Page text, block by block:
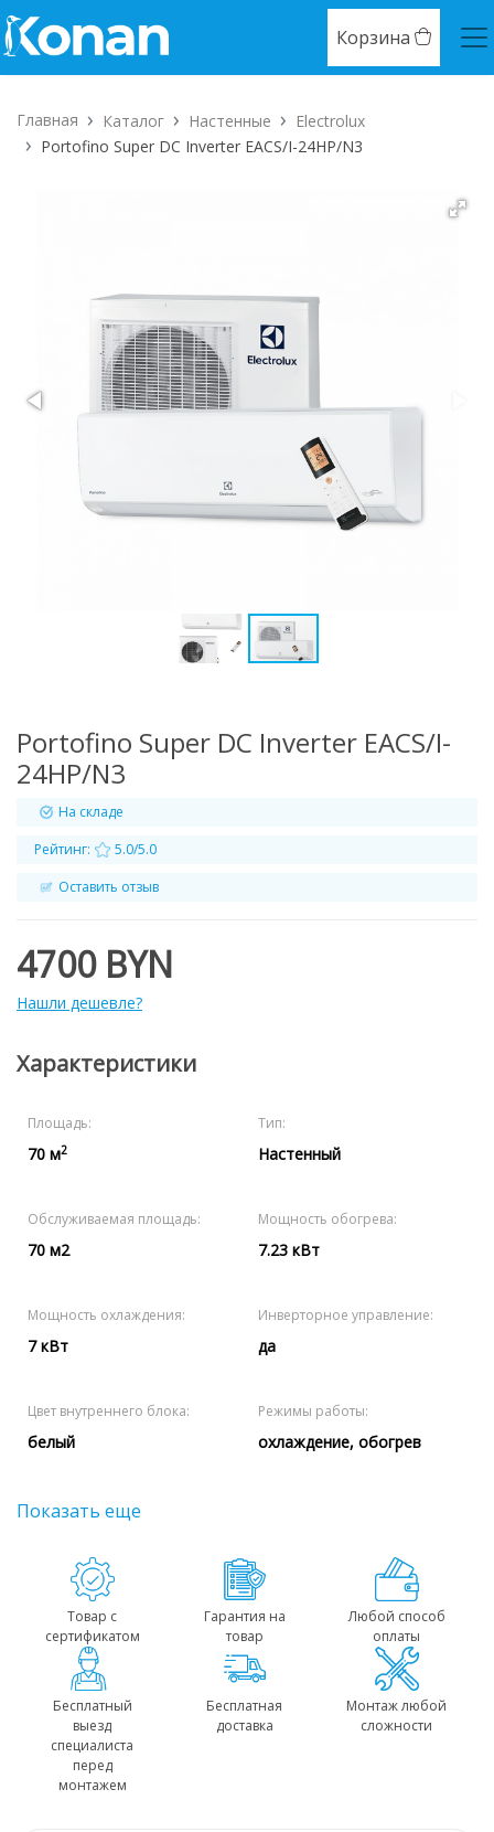
Корзина
Главная Каталог Настенные
Electrolux
Portofino Super DC Inverter EACS/I-24HP/N3
Portofino Super DC Inverter EACS/I-
24HP/N3
На складе
Рейтинг:
5.0/5.0
Оставить отзыв
4700 BYN
Нашли дешевле?
Характеристики
Площадь:
70 м2
Тип:
Настенный
Обслуживаемая площадь:
70 м2
Мощность обогрева:
7.23 кВт
Мощность охлаждения:
7 кВт
Инверторное управление:
да
Цвет внутреннего блока:
белый
Режимы работы:
охлаждение, обогрев
Показать еще
Товар с
сертификатом
Гарантия на
товар
Любой способ
оплаты
Бесплатный
выезд
специалиста
перед
монтажем
Бесплатная
доставка
Монтаж любой
сложности